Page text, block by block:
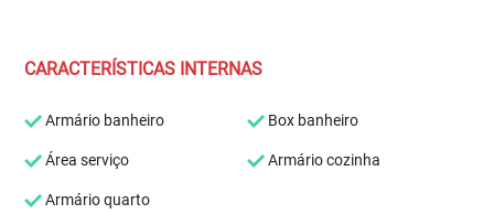
CARACTERÍSTICAS INTERNAS
Armário banheiro Box banheiro
Área serviço Armário cozinha
Armário quarto